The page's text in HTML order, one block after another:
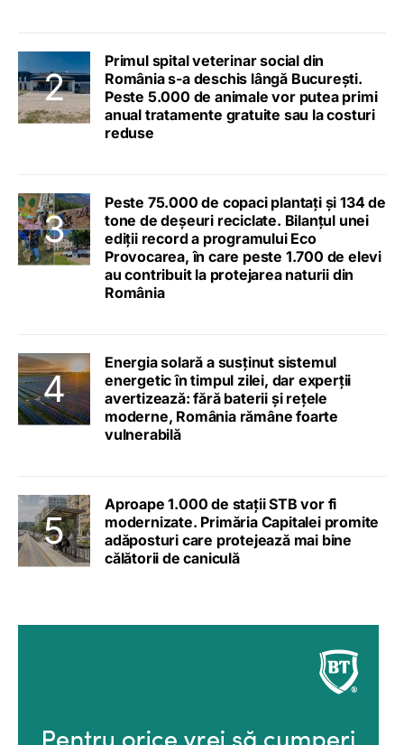
Primul spital veterinar social din
România s-a deschis lângă București.
Peste 5.000 de animale vor putea primi
anual tratamente gratuite sau la costuri
reduse
Peste 75.000 de copaci plantați și 134 de
tone de deșeuri reciclate. Bilanțul unei
ediții record a programului Eco
Provocarea, în care peste 1.700 de elevi
au contribuit la protejarea naturii din
România
Energia solară a susținut sistemul
energetic în timpul zilei, dar experții
avertizează: fără baterii și rețele
moderne, România rămâne foarte
vulnerabilă
Aproape 1.000 de stații STB vor fi
modernizate. Primăria Capitalei promite
adăposturi care protejează mai bine
călătorii de caniculă